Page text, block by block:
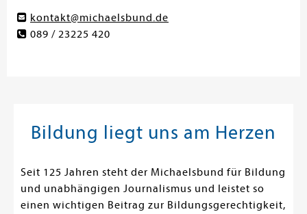
kontakt@michaelsbund.de
089 / 23225 420
Bildung liegt uns am Herzen
Seit 125 Jahren steht der Michaelsbund für Bildung
und unabhängigen Journalismus und leistet so
einen wichtigen Beitrag zur Bildungsgerechtigkeit,